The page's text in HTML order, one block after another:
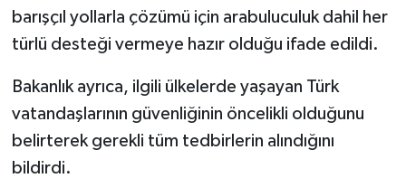
barışçıl yollarla çözümü için arabuluculuk dahil her
türlü desteği vermeye hazır olduğu ifade edildi.
Bakanlık ayrıca, ilgili ülkelerde yaşayan Türk
vatandaşlarının güvenliğinin öncelikli olduğunu
belirterek gerekli tüm tedbirlerin alındığını
bildirdi.